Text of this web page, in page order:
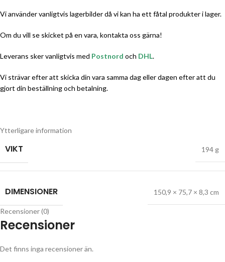
Vi använder vanligtvis lagerbilder då vi kan ha ett fåtal produkter i lager.
Om du vill se skicket på en vara, kontakta oss gärna!
Leverans sker vanligtvis med Postnord och DHL.
Vi strävar efter att skicka din vara samma dag eller dagen efter att du
gjort din beställning och betalning.
Ytterligare information
VIKT 194 g
DIMENSIONER 150,9 × 75,7 × 8,3 cm
Recensioner (0)
Recensioner
Det finns inga recensioner än.